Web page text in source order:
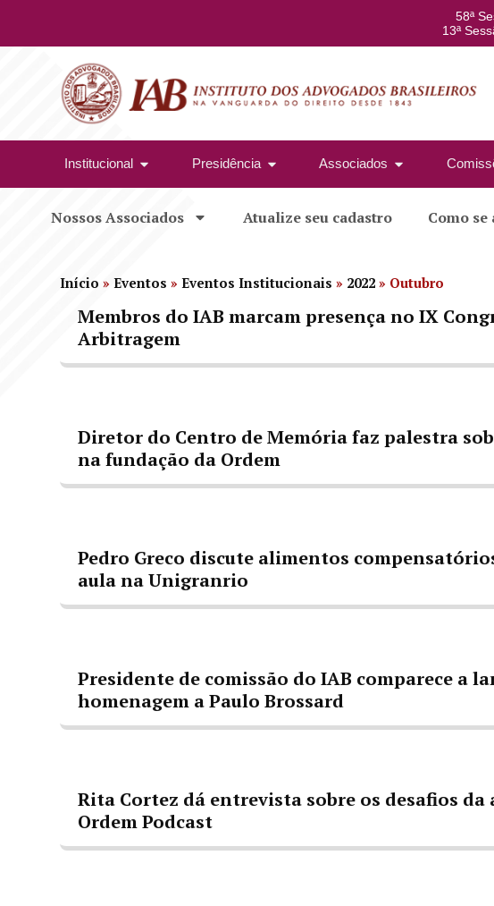
58ª
13ª
Institucional Presidência Associados
Nossos Associados Atualize seu cadastro Como se
Início »Eventos »Eventos Institucionais » 2022 » Outubro
Membros do IAB marcam presença no IX
Arbitragem
Diretor do Centro de Memória faz palestra
na fundação da Ordem
Pedro Greco discute alimentos
aula na Unigranrio
Presidente de comissão do IAB comparece a
homenagem a Paulo Brossard
Rita Cortez dá entrevista sobre os desafios
Ordem Podcast